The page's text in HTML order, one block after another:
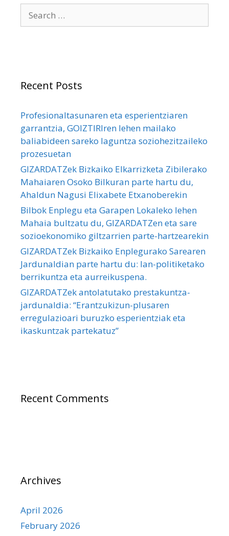
Search
for:
Recent Posts
Profesionaltasunaren eta esperientziaren
garrantzia, GOIZTIRIren lehen mailako
baliabideen sareko laguntza soziohezitzaileko
prozesuetan
GIZARDATZek Bizkaiko Elkarrizketa Zibilerako
Mahaiaren Osoko Bilkuran parte hartu du,
Ahaldun Nagusi Elixabete Etxanoberekin
Bilbok Enplegu eta Garapen Lokaleko lehen
Mahaia bultzatu du, GIZARDATZen eta sare
sozioekonomiko giltzarrien parte-hartzearekin
GIZARDATZek Bizkaiko Enplegurako Sarearen
Jardunaldian parte hartu du: lan-politiketako
berrikuntza eta aurreikuspena.
GIZARDATZek antolatutako prestakuntza-
jardunaldia: “Erantzukizun-plusaren
erregulazioari buruzko esperientziak eta
ikaskuntzak partekatuz”
Recent Comments
Archives
April 2026
February 2026